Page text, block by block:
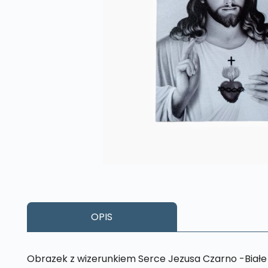
OPIS
Obrazek z wizerunkiem Serce Jezusa Czarno -Białe